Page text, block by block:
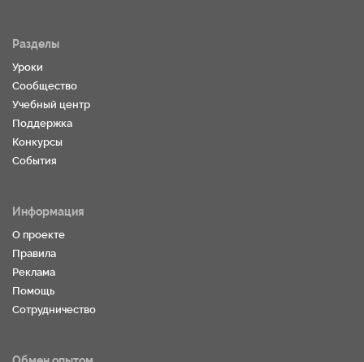
Разделы
Уроки
Сообщество
Учебный центр
Поддержка
Конкурсы
События
Информация
О проекте
Правила
Реклама
Помощь
Сотрудничество